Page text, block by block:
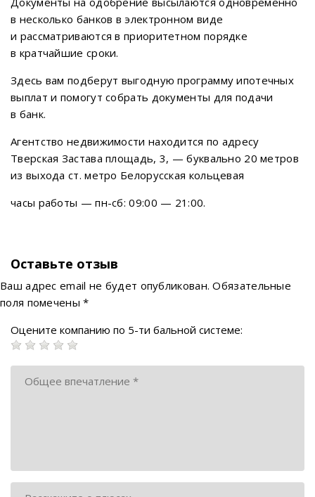
в несколько банков в электронном виде
и рассматриваются в приоритетном порядке
в кратчайшие сроки.
Здесь вам подберут выгодную программу ипотечных
выплат и помогут собрать документы для подачи
в банк.
Агентство недвижимости находится по адресу
Тверская Застава площадь, 3, — буквально 20 метров
из выхода ст. метро Белорусская кольцевая
часы работы — пн-сб: 09:00 — 21:00.
Оставьте отзыв
Ваш адрес email не будет опубликован. Обязательные
поля помечены*
Оцените компанию по 5-ти бальной системе: